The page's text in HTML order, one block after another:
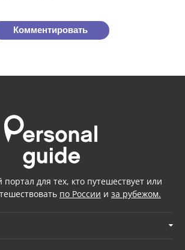
Комментировать
портал для тех, кто путешествует или
по России и за рубежом.